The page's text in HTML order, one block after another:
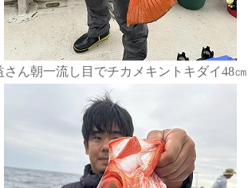
さん朝一流し目でチカメキントキダイ48